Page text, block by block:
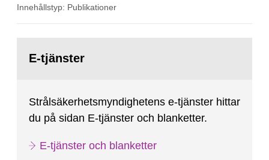
areas of supervision, an ‘IRRS’ (Integrated
February 25, 2009, SSM made a formal request
to the IAEA for an IRRS in Sweden. The time...
Innehållstyp: Publikationer
sida:E-tjänster
Strålsäkerhetsmyndighetens e-tjänster hittar
du på sidan E-tjänster och blanketter.
E-tjänster och blanketter